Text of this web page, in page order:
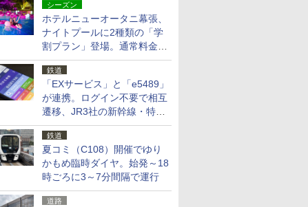
シーズン
ホテルニューオータニ幕張、
ナイトプールに2種類の「学
割プラン」登場。通常料金の
およそ半額でお得に夜活
鉄道
「EXサービス」と「e5489」
が連携。ログイン不要で相互
遷移、JR3社の新幹線・特急
予約をアプリで一括確認
鉄道
夏コミ（C108）開催でゆり
かもめ臨時ダイヤ。始発～18
時ごろに3～7分間隔で運行
道路